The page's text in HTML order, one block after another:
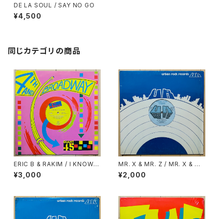
DE LA SOUL / SAY NO GO
¥4,500
同じカテゴリの商品
ERIC B & RAKIM / I KNOW Y
OU GOT SOUL
¥3,000
MR. X & MR. Z / MR. X & M
R. Z DRINK OLD GOLD
¥2,000